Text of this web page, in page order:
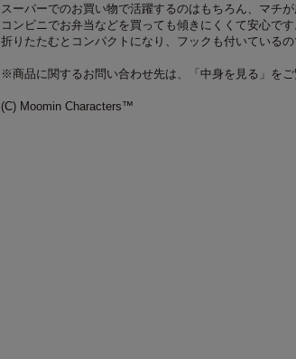
スーパーでのお買い物で活躍するのはもちろん、マチが
コンビニでお弁当などを買っても傾きにくくて安心です
折りたたむとコンパクトになり、フックも付いているの
※商品に関するお問い合わせ先は、「中身を見る」を
(C) Moomin Characters™